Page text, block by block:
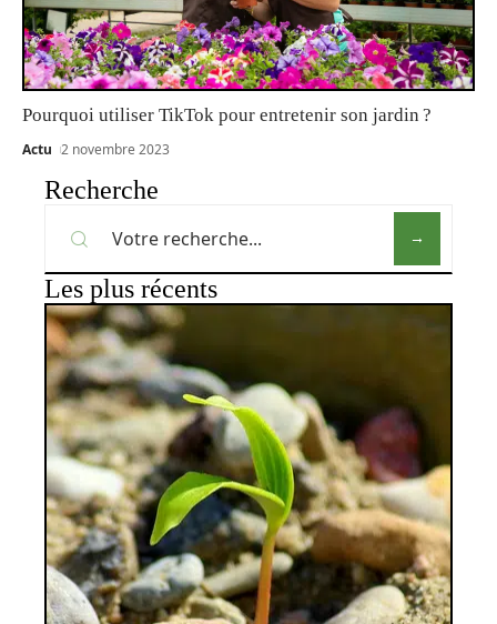
Pourquoi utiliser TikTok pour entretenir son jardin ?
Actu 2 novembre 2023
Recherche
Les plus récents